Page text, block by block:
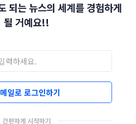
되는 뉴스의 세계를 경험하게
될 거예요!!
일로 로그인하기
간편하게 시작하기